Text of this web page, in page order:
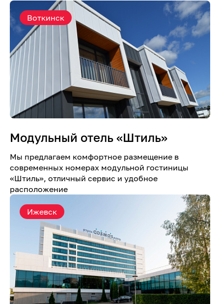
Воткинск
Модульный отель «Штиль»
Мы предлагаем комфортное размещение в
современных номерах модульной гостиницы
«Штиль», отличный сервис и удобное
расположение
Ижевск